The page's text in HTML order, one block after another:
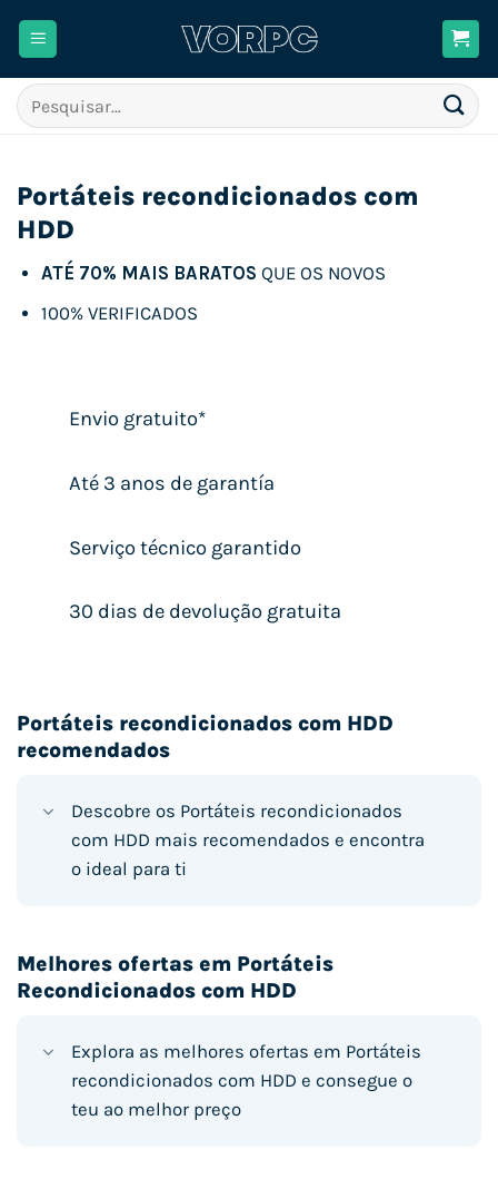
Pesquisar
por:
Portáteis recondicionados com
HDD
ATÉ 70% MAIS BARATOS QUE OS NOVOS
100% VERIFICADOS
Envio gratuito*
Até 3 anos de garantía
Serviço técnico garantido
30 dias de devolução gratuita
Portáteis recondicionados com HDD
recomendados
Descobre os Portáteis recondicionados
com HDD mais recomendados e encontra
o ideal para ti
Melhores ofertas em Portáteis
Recondicionados com HDD
Explora as melhores ofertas em Portáteis
recondicionados com HDD e consegue o
teu ao melhor preço